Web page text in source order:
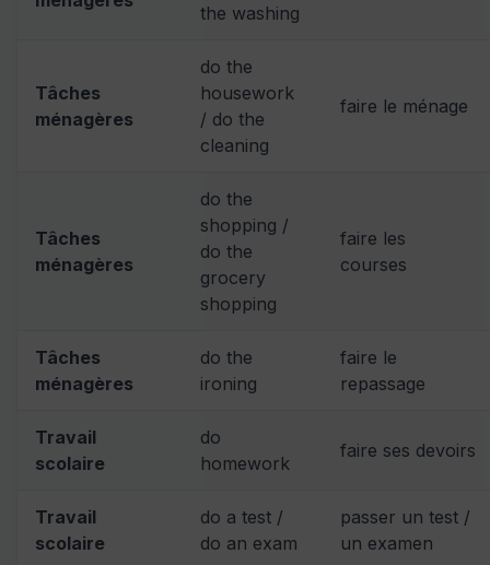
the washing
Tâches
ménagères
do the
housework
/ do the
cleaning
faire le ménage
Tâches
ménagères
do the
shopping /
do the
grocery
shopping
faire les
courses
Tâches
ménagères
do the
ironing
faire le
repassage
Travail
scolaire
do
homework
faire ses devoirs
Travail
scolaire
do a test /
do an exam
passer un test /
un examen